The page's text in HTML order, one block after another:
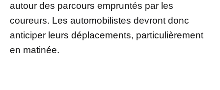
autour des parcours empruntés par les
coureurs. Les automobilistes devront donc
anticiper leurs déplacements, particulièrement
en matinée.